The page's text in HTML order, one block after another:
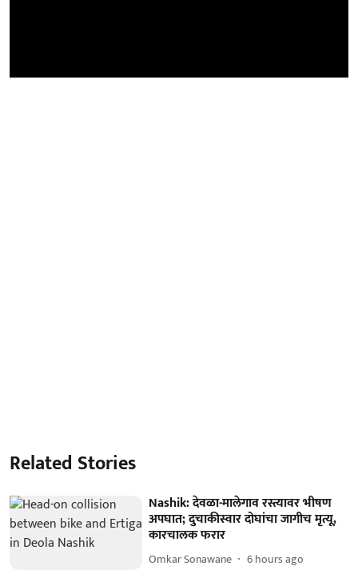
Related Stories
Nashik: देवळा-मालेगाव रस्त्यावर भीषण
अपघात; दुचाकीस्वार दोघांचा जागीच मृत्यू,
कारचालक फरार
Omkar Sonawane 6 hours ago